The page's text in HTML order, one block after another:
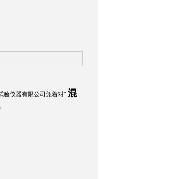
验仪器有限公司凭着对“ 混